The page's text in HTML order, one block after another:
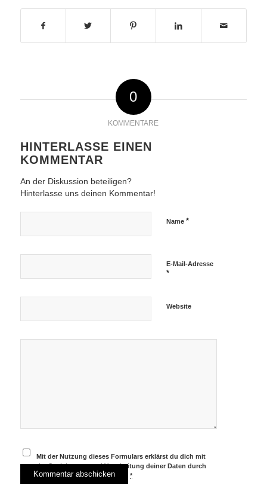
0
KOMMENTARE
HINTERLASSE EINEN
KOMMENTAR
An der Diskussion beteiligen?
Hinterlasse uns deinen Kommentar!
Name *
E-Mail-Adresse
*
Website
Mit der Nutzung dieses Formulars erklärst du dich mit
der Speicherung und Verarbeitung deiner Daten durch
diese Website einverstanden.*